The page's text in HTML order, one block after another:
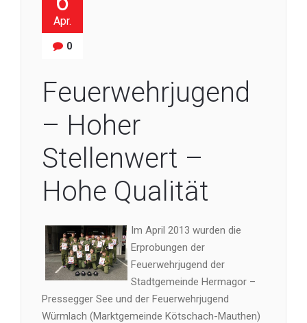
Apr.
0
Feuerwehrjugend
– Hoher
Stellenwert –
Hohe Qualität
Im April 2013 wurden die
Erprobungen der
Feuerwehrjugend der
Stadtgemeinde Hermagor –
Pressegger See und der Feuerwehrjugend
Würmlach (Marktgemeinde Kötschach-Mauthen)